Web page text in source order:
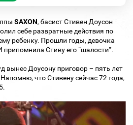
SAXON, басист Стивен Доусон
себе развратные действия по
ребенку. Прошли годы, девочка
Стиву его “шалости”.
вынес Доусону приговор – пять лет
что Стивену сейчас 72 года,